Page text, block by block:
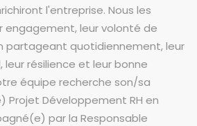
l'entreprise. Nous les
engagement, leur volonté de
partageant quotidiennement, leur
résilience et leur bonne
équipe recherche son/sa
Développement RH en
par la Responsable